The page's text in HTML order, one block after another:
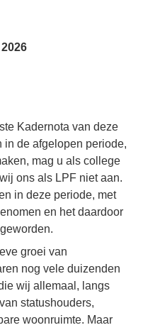
Kadernota van deze
de afgelopen periode,
mag u als college
ons als LPF niet aan.
in deze periode, met
en het daardoor
groei van
nog vele duizenden
wij allemaal, langs
statushouders,
woonruimte. Maar